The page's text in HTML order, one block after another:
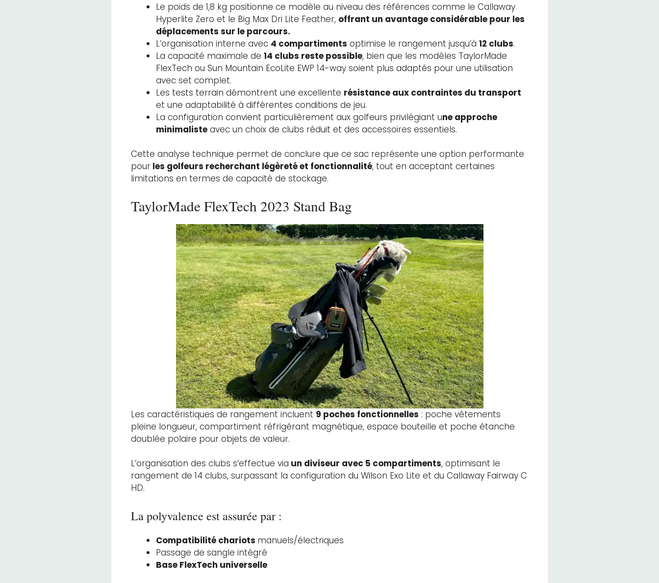
Le poids de 1,8 kg positionne ce modèle au niveau des références comme le Callaway
Hyperlite Zero et le Big Max Dri Lite Feather, offrant un avantage considérable pour les
déplacements sur le parcours.
L’organisation interne avec 4 compartiments optimise le rangement jusqu’à 12 clubs.
La capacité maximale de 14 clubs reste possible, bien que les modèles TaylorMade
FlexTech ou Sun Mountain EcoLite EWP 14-way soient plus adaptés pour une utilisation
avec set complet.
Les tests terrain démontrent une excellente résistance aux contraintes du transport
et une adaptabilité à différentes conditions de jeu.
La configuration convient particulièrement aux golfeurs privilégiant une approche
minimaliste avec un choix de clubs réduit et des accessoires essentiels.
Cette analyse technique permet de conclure que ce sac représente une option performante
pour les golfeurs recherchant légèreté et fonctionnalité, tout en acceptant certaines
limitations en termes de capacité de stockage.
TaylorMade FlexTech 2023 Stand Bag
Les caractéristiques de rangement incluent 9 poches fonctionnelles : poche vêtements
pleine longueur, compartiment réfrigérant magnétique, espace bouteille et poche étanche
doublée polaire pour objets de valeur.
L’organisation des clubs s’effectue via un diviseur avec 5 compartiments, optimisant le
rangement de 14 clubs, surpassant la configuration du Wilson Exo Lite et du Callaway Fairway C
HD.
La polyvalence est assurée par :
Compatibilité chariots manuels/électriques
Passage de sangle intégré
Base FlexTech universelle